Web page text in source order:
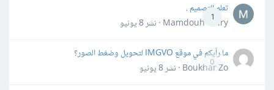
1
تعلم التصميم .
Mamdouh Khiry · نشر
8 يونيو
0
ما رأيكم في موقع IMGVO لتحويل وضغط الصور؟
Boukhar Zo · نشر
8 يونيو